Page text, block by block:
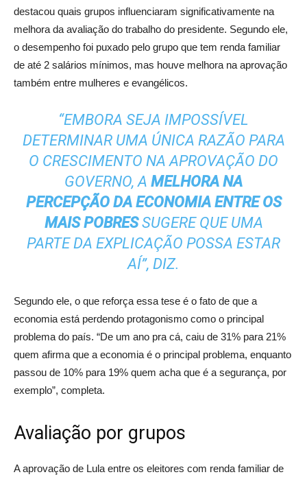
destacou quais grupos influenciaram significativamente na
melhora da avaliação do trabalho do presidente. Segundo ele,
o desempenho foi puxado pelo grupo que tem renda familiar
de até 2 salários mínimos, mas houve melhora na aprovação
também entre mulheres e evangélicos.
“EMBORA SEJA IMPOSSÍVEL
DETERMINAR UMA ÚNICA RAZÃO PARA
O CRESCIMENTO NA APROVAÇÃO DO
GOVERNO, A MELHORA NA
PERCEPÇÃO DA ECONOMIA ENTRE OS
MAIS POBRESSUGERE QUE UMA
PARTE DA EXPLICAÇÃO POSSA ESTAR
AÍ”, DIZ.
Segundo ele, o que reforça essa tese é o fato de que a
economia está perdendo protagonismo como o principal
problema do país. “De um ano pra cá, caiu de 31% para 21%
quem afirma que a economia é o principal problema, enquanto
passou de 10% para 19% quem acha que é a segurança, por
exemplo”, completa.
Avaliação por grupos
A aprovação de Lula entre os eleitores com renda familiar de